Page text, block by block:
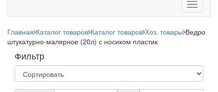
Toggle
Главная Каталог товаров Каталог товаров Хоз. товары Ведро
штукатурно-малярное (20л) с носиком пластик
Фильтр